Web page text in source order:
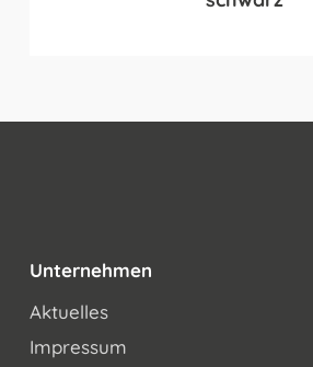
Unternehmen
Aktuelles
Impressum